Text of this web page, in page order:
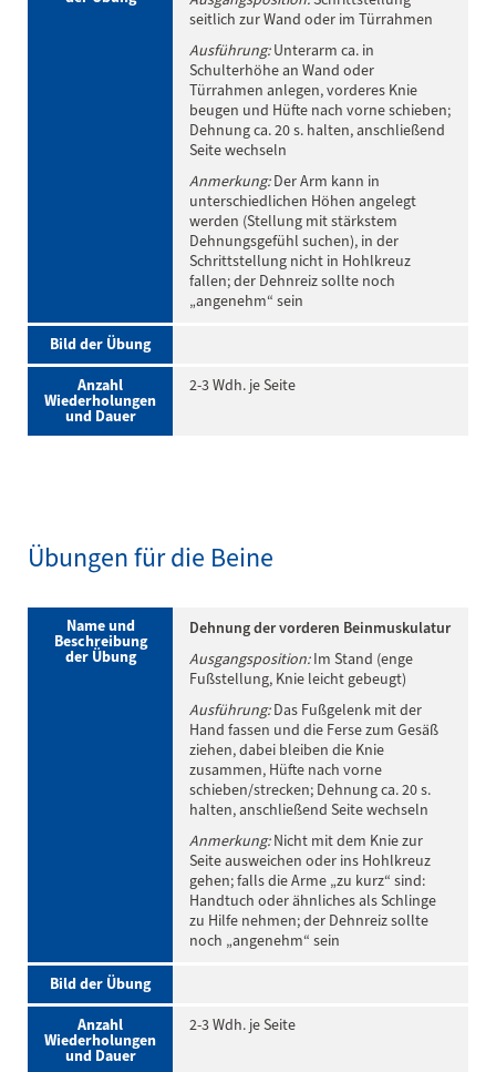
seitlich zur Wand oder im Türrahmen
Ausführung:Unterarm ca. in
Schulterhöhe an Wand oder
Türrahmen anlegen, vorderes Knie
beugen und Hüfte nach vorne schieben;
Dehnung ca. 20 s. halten, anschließend
Seite wechseln
Anmerkung:Der Arm kann in
unterschiedlichen Höhen angelegt
werden (Stellung mit stärkstem
Dehnungsgefühl suchen), in der
Schrittstellung nicht in Hohlkreuz
fallen; der Dehnreiz sollte noch
„angenehm“ sein
Bild der Übung
Anzahl
Wiederholungen
und Dauer
2-3 Wdh. je Seite
Übungen für die Beine
Name und
Beschreibung
der Übung
Dehnung der vorderen Beinmuskulatur
Ausgangsposition:Im Stand (enge
Fußstellung, Knie leicht gebeugt)
Ausführung:Das Fußgelenk mit der
Hand fassen und die Ferse zum Gesäß
ziehen, dabei bleiben die Knie
zusammen, Hüfte nach vorne
schieben/strecken; Dehnung ca. 20 s.
halten, anschließend Seite wechseln
Anmerkung:Nicht mit dem Knie zur
Seite ausweichen oder ins Hohlkreuz
gehen; falls die Arme „zu kurz“ sind:
Handtuch oder ähnliches als Schlinge
zu Hilfe nehmen; der Dehnreiz sollte
noch „angenehm“ sein
Bild der Übung
Anzahl
Wiederholungen
und Dauer
2-3 Wdh. je Seite